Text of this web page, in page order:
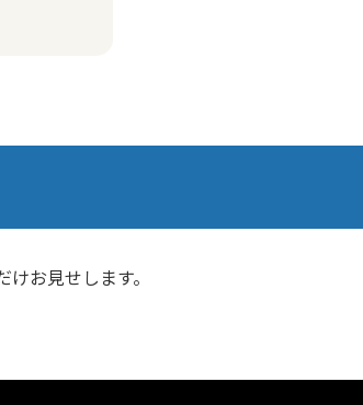
お見せします。